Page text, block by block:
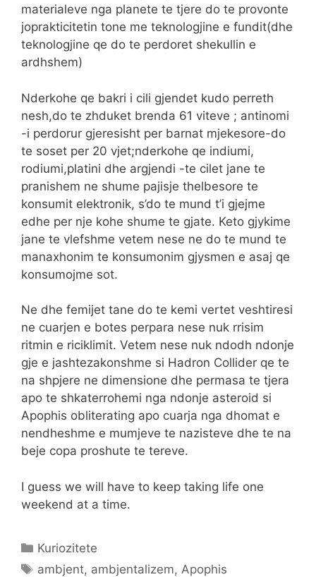
materialeve nga planete te tjere do te provonte
joprakticitetin tone me teknologjine e fundit(dhe
teknologjine qe do te perdoret shekullin e
ardhshem)
Nderkohe qe bakri i cili gjendet kudo perreth
nesh,do te zhduket brenda 61 viteve ; antinomi
-i perdorur gjeresisht per barnat mjekesore-do
te soset per 20 vjet;nderkohe qe indiumi,
rodiumi,platini dhe argjendi -te cilet jane te
pranishem ne shume pajisje thelbesore te
konsumit elektronik, s’do te mund t’i gjejme
edhe per nje kohe shume te gjate. Keto gjykime
jane te vlefshme vetem nese ne do te mund te
manaxhonim te konsumonim gjysmen e asaj qe
konsumojme sot.
Ne dhe femijet tane do te kemi vertet veshtiresi
ne cuarjen e botes perpara nese nuk rrisim
ritmin e riciklimit. Vetem nese nuk ndodh ndonje
gje e jashtezakonshme si Hadron Collider qe te
na shpjere ne dimensione dhe permasa te tjera
apo te shkaterrohemi nga ndonje asteroid si
Apophis obliterating apo cuarja nga dhomat e
nendheshme e mumjeve te nazisteve dhe te na
beje copa proshute te tereve.
I guess we will have to keep taking life one
weekend at a time.
Categories
Kuriozitete
Tags
ambjent, ambjentalizem, Apophis